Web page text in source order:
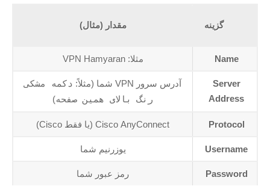
گزینه مقدار (مثال)
Name مثلا: VPN Hamyaran
Server
Address
آدرس سرور VPN شما (مثلاً:
دکمه مشکی
رنگ بالای همین صفحه)
Protocol Cisco AnyConnect (یا فقط Cisco)
Username یوزرنیم شما
Password رمز عبور شما